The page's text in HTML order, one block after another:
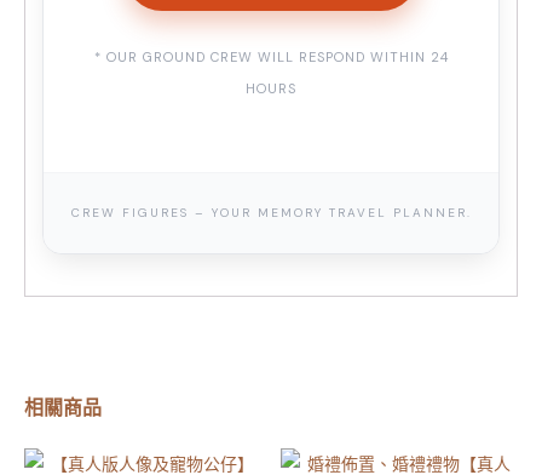
* OUR GROUND CREW WILL RESPOND WITHIN 24
HOURS
CREW FIGURES – YOUR MEMORY TRAVEL PLANNER.
相關商品